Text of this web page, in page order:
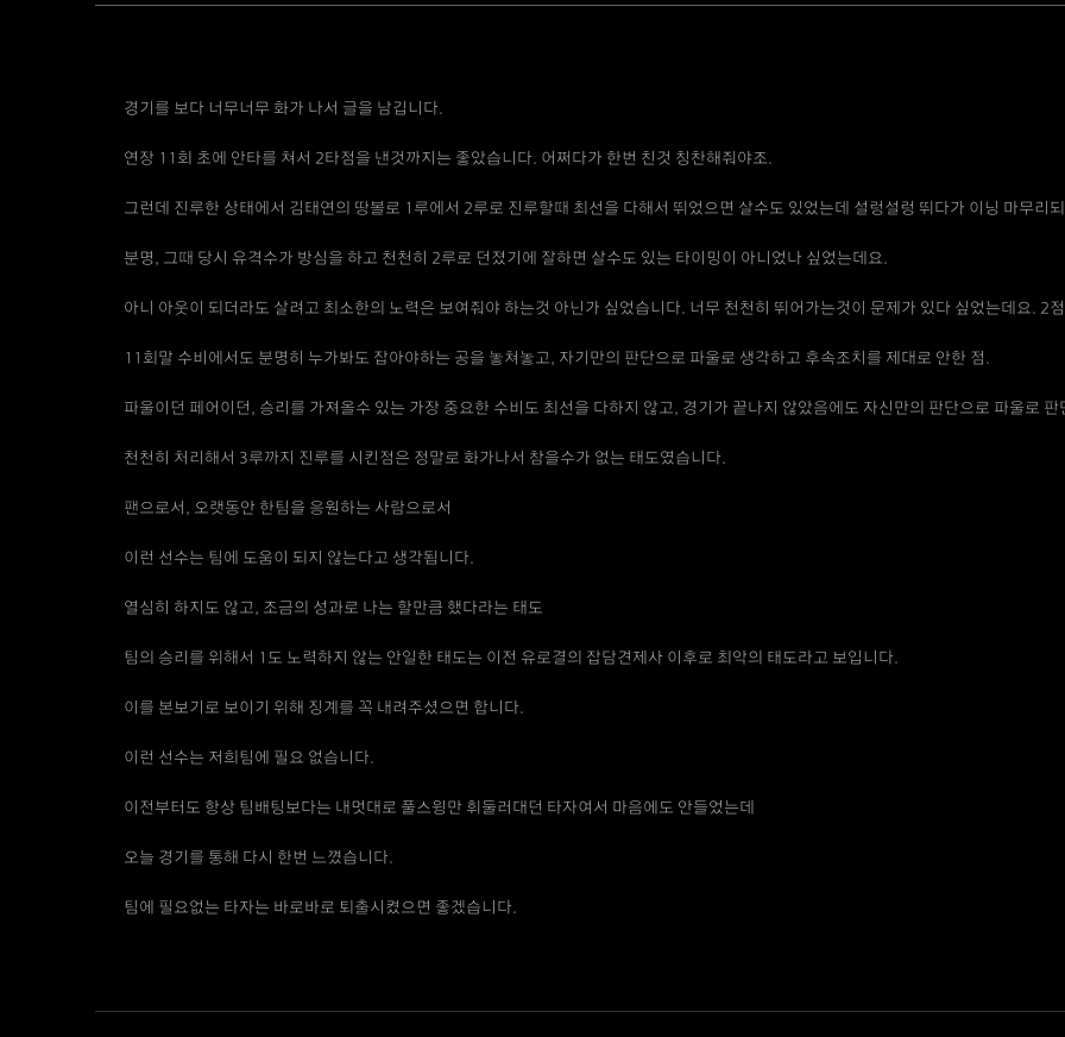
경기를 보다 너무너무 화가 나서 글을 남깁니다.
연장 11회 초에 안타를 쳐서 2타점을 낸것까지는 좋았습니다. 어쩌다가 한번 친것 칭찬해줘야조.
그런데 진루한 상태에서 김태연의 땅볼로 1루에서 2루로 진루할때 최선을 다해서 뛰었으면 살수도 있었는데 설렁설렁 뛰다가 이닝 마무리
분명, 그때 당시 유격수가 방심을 하고 천천히 2루로 던졌기에 잘하면 살수도 있는 타이밍이 아니었나 싶었는데요.
아니 아웃이 되더라도 살려고 최소한의 노력은 보여줘야 하는것 아닌가 싶었습니다. 너무 천천히 뛰어가는것이 문제가 있다 싶었는데요. 2
11회말 수비에서도 분명히 누가봐도 잡아야하는 공을 놓쳐놓고, 자기만의 판단으로 파울로 생각하고 후속조치를 제대로 안한 점.
파울이던 페어이던, 승리를 가져올수 있는 가장 중요한 수비도 최선을 다하지 않고, 경기가 끝나지 않았음에도 자신만의 판단으로 파울로 판
천천히 처리해서 3루까지 진루를 시킨점은 정말로 화가나서 참을수가 없는 태도였습니다.
팬으로서, 오랫동안 한팀을 응원하는 사람으로서
이런 선수는 팀에 도움이 되지 않는다고 생각됩니다.
열심히 하지도 않고, 조금의 성과로 나는 할만큼 했다라는 태도
팀의 승리를 위해서 1도 노력하지 않는 안일한 태도는 이전 유로결의 잡담견제사 이후로 최악의 태도라고 보입니다.
이를 본보기로 보이기 위해 징계를 꼭 내려주셨으면 합니다.
이런 선수는 저희팀에 필요 없습니다.
이전부터도 항상 팀배팅보다는 내멋대로 풀스윙만 휘둘러대던 타자여서 마음에도 안들었는데
오늘 경기를 통해 다시 한번 느꼈습니다.
팀에 필요없는 타자는 바로바로 퇴출시켰으면 좋겠습니다.